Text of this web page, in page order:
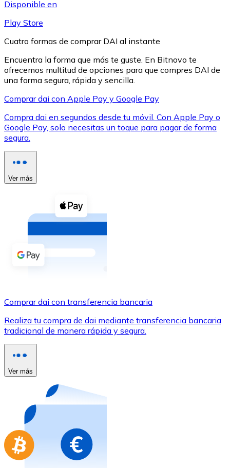
XRP
XRP
Efectivo
Comprar con efectivo
Transferencia SEPA
Añade fondos a tu cuenta Bitnovo o realiza compras
Utiliza tarjetas Visa y Mastercard para comprar
Comprar con tarjeta
Tienda - Tarjetas regalo
Compra tarjetas regalo de tus marcas favoritas con
Ir a la tienda de tarjetas regalo
Disponible en
Play Store
Cuatro formas de comprar DAI al instante
Encuentra la forma que más te guste. En Bitnovo te
ofrecemos multitud de opciones para que compres DAI de
una forma segura, rápida y sencilla.
Comprar dai con Apple Pay y Google Pay
Compra dai en segundos desde tu móvil. Con Apple Pay o
Google Pay, solo necesitas un toque para pagar de forma
segura.
Ver más
Comprar dai con transferencia bancaria
Realiza tu compra de dai mediante transferencia bancaria
tradicional de manera rápida y segura.
Ver más